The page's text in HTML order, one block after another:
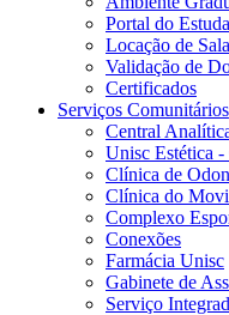
Portal do
Locação de
Validação de
Certificados
Serviços Comunitários
Central
Unisc Estética
Clínica de
Clínica do
Complexo
Conexões
Farmácia Unisc
Gabinete de
Serviço